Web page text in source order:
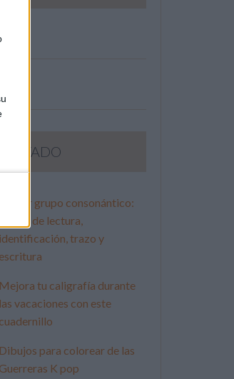
VISITADO
Primer grupo consonántico:
Fichas de lectura,
identificación, trazo y
escritura
Mejora tu caligrafía durante
las vacaciones con este
cuadernillo
Dibujos para colorear de las
Guerreras K pop